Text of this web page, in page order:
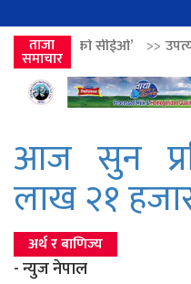
ताजा
समाचार
>>उपत्यकामा श्रृंखलाबद्ध
आज सुन
लाख २१
अर्थ र बाणिज्य
- न्युज नेपाल